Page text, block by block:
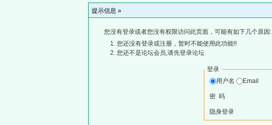
提示信息 »
您没有登录或者您没有权限访问此页面，可能有如下几个原因:
您还没有登录或注册，暂时不能使用此功能!!
您还不是论坛会员,请先登录论坛
登录
用户名
Email
密 码
隐身登录